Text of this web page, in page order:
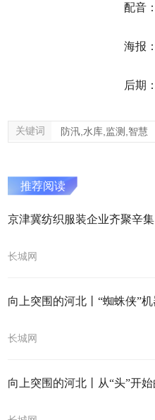
配音
海报
后期
关键词 防汛,水库,监测,智慧
推荐阅读
京津冀纺织服装企业齐聚辛
长城网
向上突围的河北丨“蜘蛛侠”
长城网
向上突围的河北丨从“头”开